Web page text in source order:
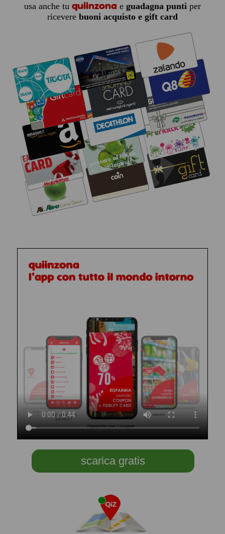
usa anche tu quiinzona e guadagna puntiper
ricevere buoni acquisto e gift card
scarica gratis